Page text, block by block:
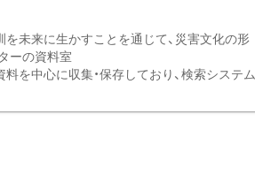
を未来に生かすことを通じて、災害文化の形
ーの資料室
を中心に収集・保存しており、検索システム